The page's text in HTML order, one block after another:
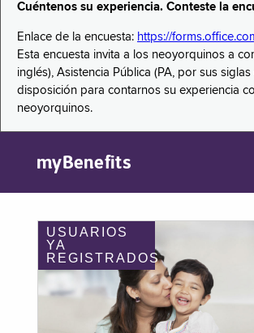
Cuéntenos su experiencia. Conteste la
Enlace de la encuesta: https://
Esta encuesta invita a los neoyorquinos a
inglés), Asistencia Pública (PA, por sus
disposición para contarnos su experiencia
neoyorquinos.
myBenefits
USUARIOS
YA
REGISTRADOS